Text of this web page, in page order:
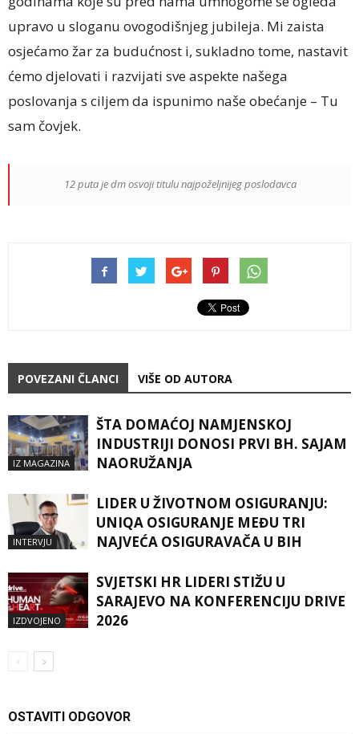
upravo u sloganu ovogodišnjeg jubileja. Mi zaista
osjećamo žar za budućnost i, sukladno tome, nastavit
ćemo djelovati i razvijati sve aspekte našega
poslovanja s ciljem da ispunimo naše obećanje – Tu
sam čovjek.
12 puta je dm osvoji titulu najpoželjnijeg poslodavca
POVEZANI ČLANCI VIŠE OD AUTORA
IZ MAGAZINA
ŠTA DOMAĆOJ NAMJENSKOJ
INDUSTRIJI DONOSI PRVI BH. SAJAM
NAORUŽANJA
INTERVJU
LIDER U ŽIVOTNOM OSIGURANJU:
UNIQA OSIGURANJE MEĐU TRI
NAJVEĆA OSIGURAVAČA U BIH
IZDVOJENO
SVJETSKI HR LIDERI STIŽU U
SARAJEVO NA KONFERENCIJU DRIVE
2026
OSTAVITI ODGOVOR